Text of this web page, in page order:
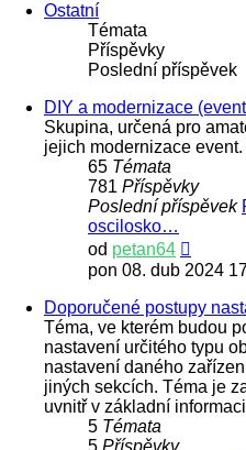
Ostatní
Témata
Příspěvky
Poslední příspěvek
DIY a modernizace
Skupina, určená pro
jejich modernizace
65 Témata
781 Příspěvky
Poslední příspěvek
oscilosko…
od petan64
pon 08. dub 2024
Doporučené postupy
Téma, ve kterém budou
nastavení určitého typu
nastavení daného
jiných sekcích. Téma je
uvnitř v základní
5 Témata